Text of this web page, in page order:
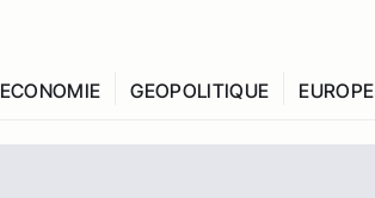
ECONOMIE GEOPOLITIQUE EUROPE